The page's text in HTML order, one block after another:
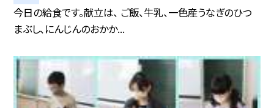
今日の給食です。献立は、 ご飯、牛乳、一色産うなぎのひつ
まぶし、にんじんのおかか...